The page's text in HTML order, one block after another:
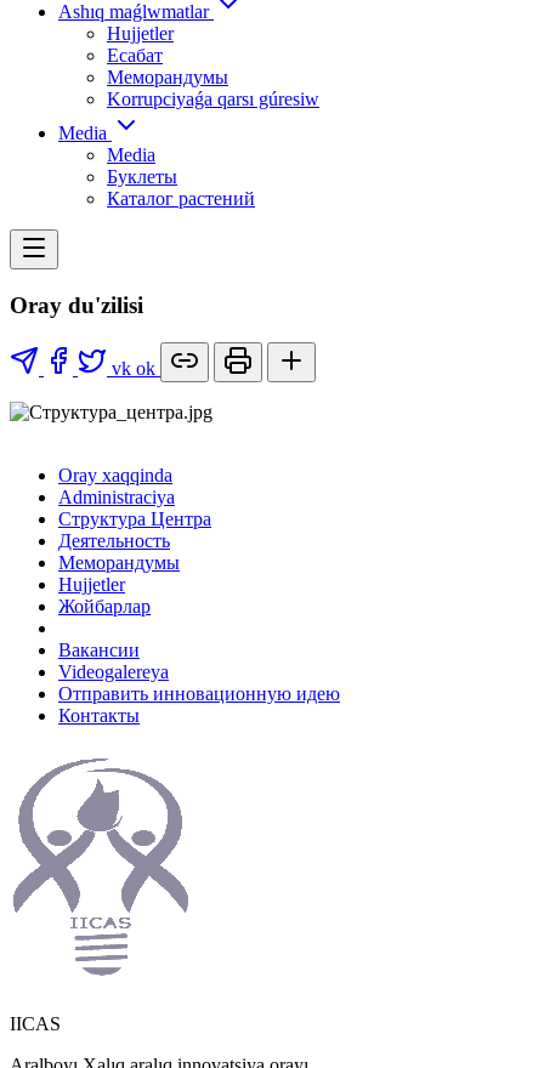
Ashıq maǵlwmatlar
Hujjetler
Есабат
Меморандумы
Korrupciyaǵa qarsı gúresiw
Media
Media
Буклеты
Каталог растений
Oray du'zilisi
vk ok
Oray xaqqinda
Administraciya
Структура Центра
Деятельность
Меморандумы
Hujjetler
Жойбарлар
Вакансии
Videogalereya
Отправить инновационную идею
Контакты
IICAS